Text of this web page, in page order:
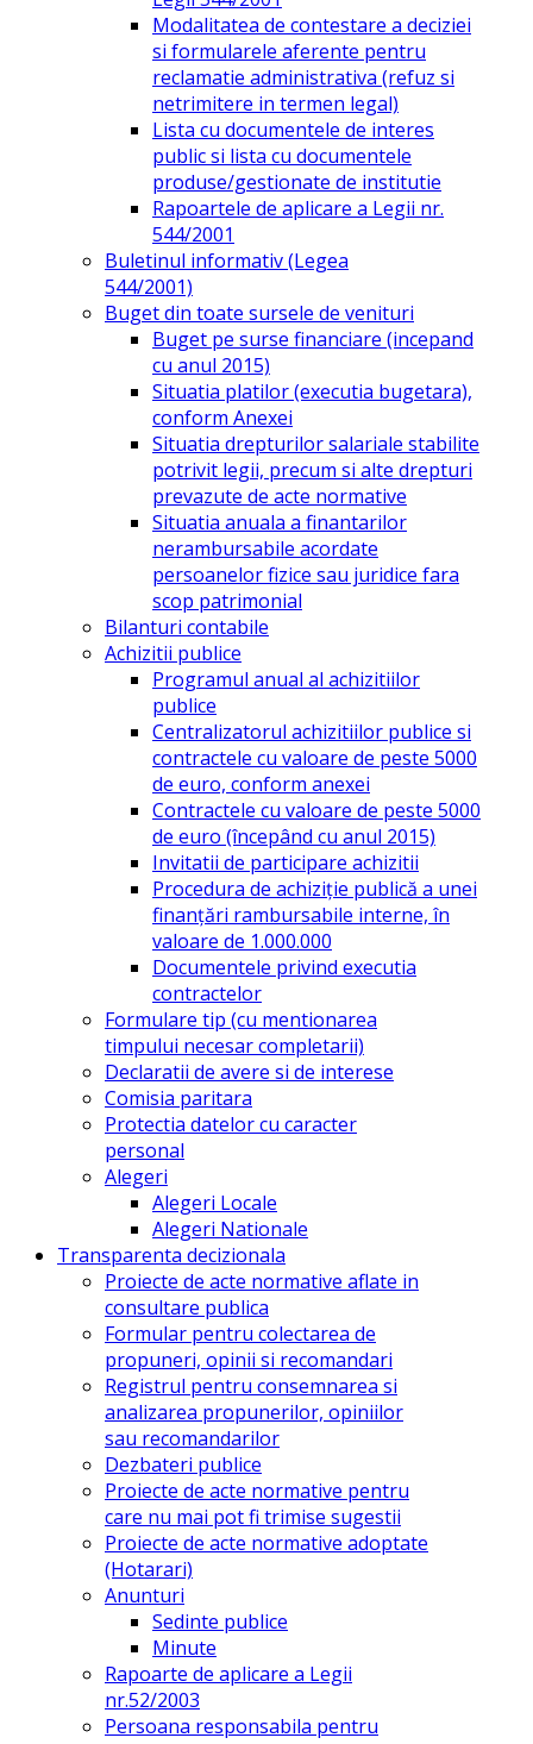
Modalitatea de contestare a deciziei
si formularele aferente pentru
reclamatie administrativa (refuz si
netrimitere in termen legal)
Lista cu documentele de interes
public si lista cu documentele
produse/gestionate de institutie
Rapoartele de aplicare a Legii nr.
544/2001
Buletinul informativ (Legea
544/2001)
Buget din toate sursele de venituri
Buget pe surse financiare (incepand
cu anul 2015)
Situatia platilor (executia bugetara),
conform Anexei
Situatia drepturilor salariale stabilite
potrivit legii, precum si alte drepturi
prevazute de acte normative
Situatia anuala a finantarilor
nerambursabile acordate
persoanelor fizice sau juridice fara
scop patrimonial
Bilanturi contabile
Achizitii publice
Programul anual al achizitiilor
publice
Centralizatorul achizitiilor publice si
contractele cu valoare de peste 5000
de euro, conform anexei
Contractele cu valoare de peste 5000
de euro (începând cu anul 2015)
Invitatii de participare achizitii
Procedura de achiziție publică a unei
finanțări rambursabile interne, în
valoare de 1.000.000
Documentele privind executia
contractelor
Formulare tip (cu mentionarea
timpului necesar completarii)
Declaratii de avere si de interese
Comisia paritara
Protectia datelor cu caracter
personal
Alegeri
Alegeri Locale
Alegeri Nationale
Transparenta decizionala
Proiecte de acte normative aflate in
consultare publica
Formular pentru colectarea de
propuneri, opinii si recomandari
Registrul pentru consemnarea si
analizarea propunerilor, opiniilor
sau recomandarilor
Dezbateri publice
Proiecte de acte normative pentru
care nu mai pot fi trimise sugestii
Proiecte de acte normative adoptate
(Hotarari)
Anunturi
Sedinte publice
Minute
Rapoarte de aplicare a Legii
nr.52/2003
Persoana responsabila pentru